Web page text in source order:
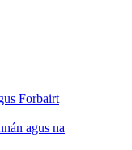
Forbairt
agus na